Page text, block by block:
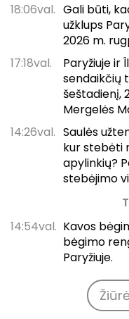
18:06val. Gali būti,
užklups
2026 m.
17:18val.
Paryžiuje ir
sendaikčių
šeštadienį,
Mergelės
14:26val. Saulės
kur stebėti
apylinkių?
stebėjimo
14:54val. Kavos
bėgimo
Paryžiuje.